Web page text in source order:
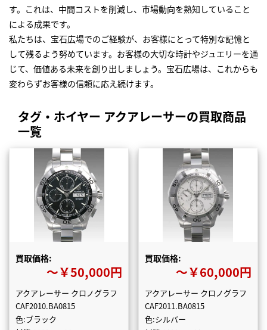
す。これは、中間コストを削減し、市場動向を熟知していること
による成果です。
私たちは、宝石広場でのご経験が、お客様にとって特別な記憶と
して残るよう努めています。お客様の大切な時計やジュエリーを通
じて、価値ある未来を創り出しましょう。宝石広場は、これからも
変わらずお客様の信頼に応え続けます。
タグ・ホイヤー アクアレーサーの買取商品
一覧
買取価格:
〜￥50,000円
アクアレーサー クロノグラフ
CAF2010.BA0815
色:ブラック
買取価格:
〜￥60,000円
アクアレーサー クロノグラフ
CAF2011.BA0815
色:シルバー